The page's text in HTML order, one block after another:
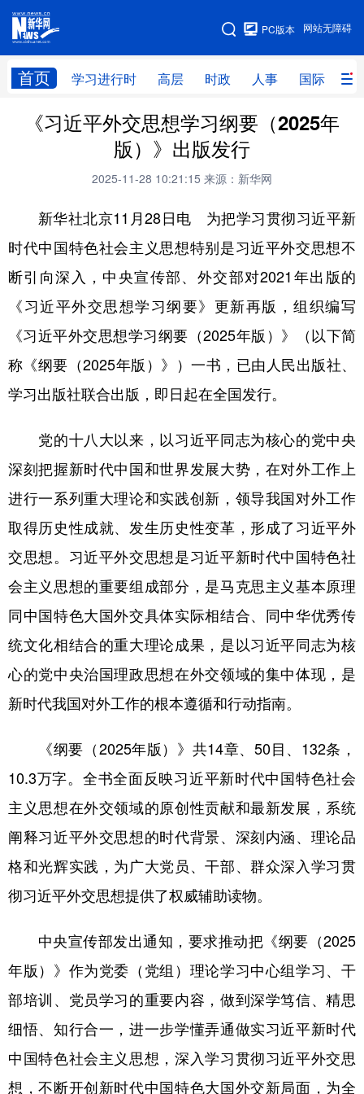
网站无障碍
PC版本
首页 学习进行时 高层 时政 人事 国际 财
网站地图
学习进行时 高层 时政 人事
财经 网评
科技 科创 量子 体育
文化 书画 健康 军事
法律 中央文件 汽车
食品 人居 信息化 数字经济
学术中国 乡村振兴 银龄
彩票 娱乐 时尚 悦读
公益 一带一路 亚太网 上市公司
文化产业
地方频道
浙江 安徽 福建
四川 贵州 云南 西藏
陕西 甘肃 青海 宁夏
新疆 内蒙古 黑龙江
English Español Français عربى
Русский язык 日本語 한국어
Deutsch Português
《习近平外交思想学习纲要（2025年
版）》出版发行
2025-11-28 10:21:15 来源：新华网
新华社北京11月28日电 为把学习贯彻习近平新
时代中国特色社会主义思想特别是习近平外交思想不
断引向深入，中央宣传部、外交部对2021年出版的
《习近平外交思想学习纲要》更新再版，组织编写
《习近平外交思想学习纲要（2025年版）》（以下简
称《纲要（2025年版）》）一书，已由人民出版社、
学习出版社联合出版，即日起在全国发行。
党的十八大以来，以习近平同志为核心的党中央
深刻把握新时代中国和世界发展大势，在对外工作上
进行一系列重大理论和实践创新，领导我国对外工作
取得历史性成就、发生历史性变革，形成了习近平外
交思想。习近平外交思想是习近平新时代中国特色社
会主义思想的重要组成部分，是马克思主义基本原理
同中国特色大国外交具体实际相结合、同中华优秀传
统文化相结合的重大理论成果，是以习近平同志为核
心的党中央治国理政思想在外交领域的集中体现，是
新时代我国对外工作的根本遵循和行动指南。
《纲要（2025年版）》共14章、50目、132条，
10.3万字。全书全面反映习近平新时代中国特色社会
主义思想在外交领域的原创性贡献和最新发展，系统
阐释习近平外交思想的时代背景、深刻内涵、理论品
格和光辉实践，为广大党员、干部、群众深入学习贯
彻习近平外交思想提供了权威辅助读物。
中央宣传部发出通知，要求推动把《纲要（2025
年版）》作为党委（党组）理论学习中心组学习、干
部培训、党员学习的重要内容，做到深学笃信、精思
细悟、知行合一，进一步学懂弄通做实习近平新时代
中国特色社会主义思想，深入学习贯彻习近平外交思
想，不断开创新时代中国特色大国外交新局面，为全